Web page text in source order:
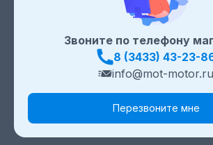
Звоните по телефону
8 (3433) 43-23-
info@mot-motor.ru
Перезвоните мне